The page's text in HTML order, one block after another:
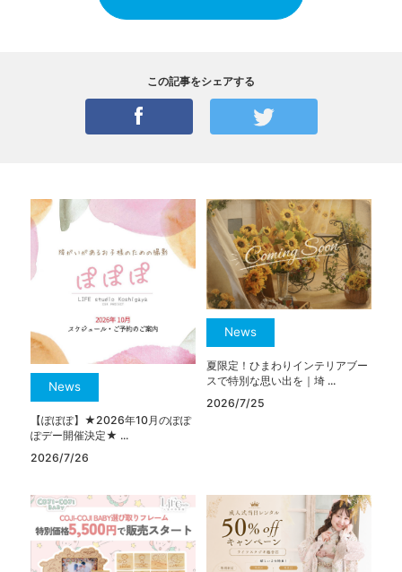
この記事をシェアする
News
【ぽぽぽ】★2026年10月のぽぽ
ぽデー開催決定★ ...
2026/7/26
News
夏限定！ひまわりインテリアブー
スで特別な思い出を｜埼 ...
2026/7/25